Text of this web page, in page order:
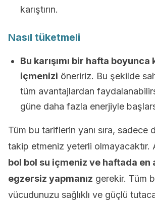
karıştırın.
Nasıl tüketmeli
Bu karışımı bir hafta boyunca
içmenizi öneririz. Bu şekilde
tüm avantajlardan
güne daha fazla enerjiyle
Tüm bu tariflerin yanı sıra, sadece
takip etmeniz yeterli olmayacaktır.
bol bol su içmeniz ve haftada en
egzersiz yapmanız gerekir. Tüm
vücudunuzu sağlıklı ve güçlü